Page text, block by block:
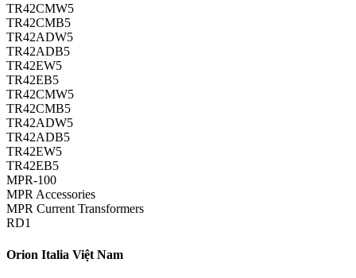
TR42CMW5
TR42CMB5
TR42ADW5
TR42ADB5
TR42EW5
TR42EB5
TR42CMW5
TR42CMB5
TR42ADW5
TR42ADB5
TR42EW5
TR42EB5
MPR-100
MPR Accessories
MPR Current Transformers
RD1
Orion Italia Việt Nam